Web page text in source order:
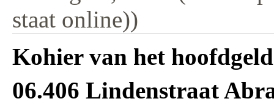
staat online))
Kohier van het
06.406 Lindenstraat